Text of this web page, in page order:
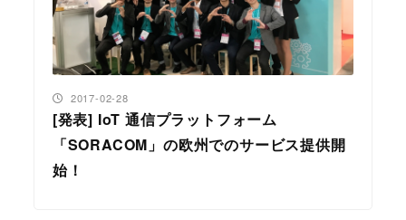
[発表] IoT 通信プラットフォーム
「SORACOM」の欧州でのサービス提供開
始！
投稿日
2017-02-28